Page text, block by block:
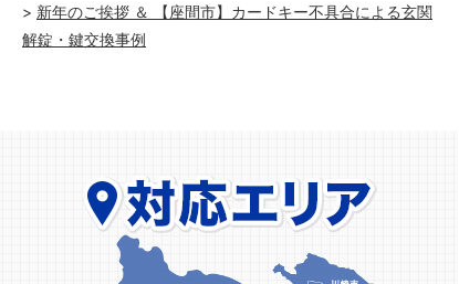
新年のご挨拶 ＆ 【座間市】カードキー不具合による玄関
解錠・鍵交換事例